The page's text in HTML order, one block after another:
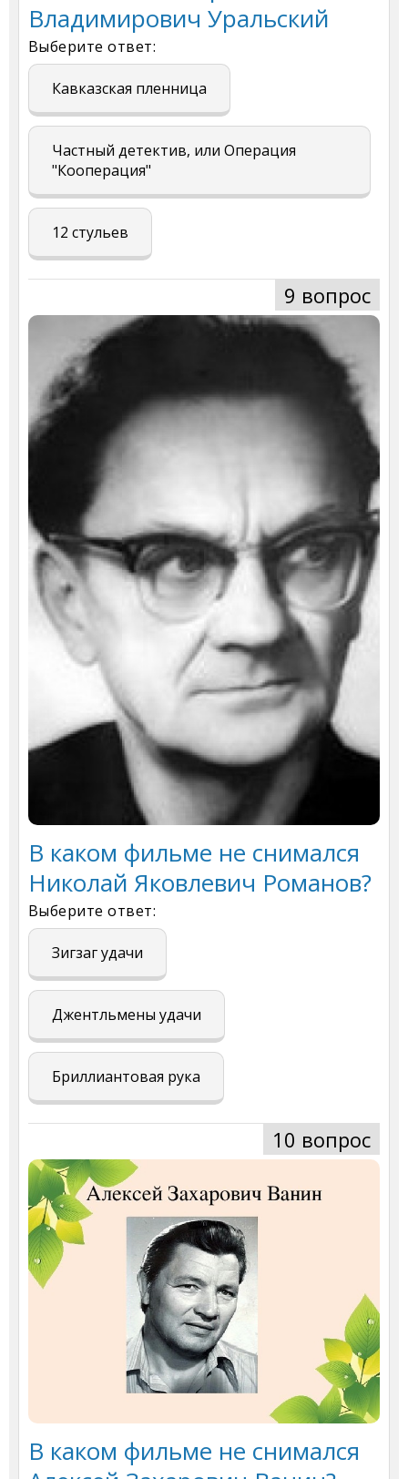
Владимирович Уральский
Выберите ответ:
Кавказская пленница
Частный детектив, или Операция
"Кооперация"
12 стульев
9 вопрос
В каком фильме не снимался
Николай Яковлевич Романов?
Выберите ответ:
Зигзаг удачи
Джентльмены удачи
Бриллиантовая рука
10 вопрос
В каком фильме не снимался